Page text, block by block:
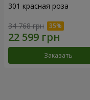
301 красная роза
34 768 грн
Заказать